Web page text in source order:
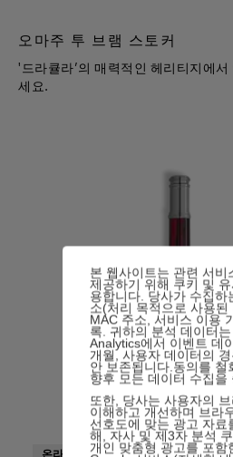
오마주 투 브램 스토커
'드라큘라’의 매력적인 헤리티지에
세요.
본 웹사이트는 관련 서비
제공하기 위해 쿠키 및
용합니다. 당사가 수집하
소(처리 목적으로 사용된
MAC 주소, 서비스 이용
록. 귀하의 분석 데이터
Analytics에서 이벤트 데
개월, 사용자 데이터의
안 보존됩니다.동의를 철
향후 모든 데이터 수집을
또한, 당사는 사용자의
이해하고 개선하며 브라
선호도에 맞는 광고 자료
해, 자사 및 제3자 분석
개인 맞춤형 광고를 포함